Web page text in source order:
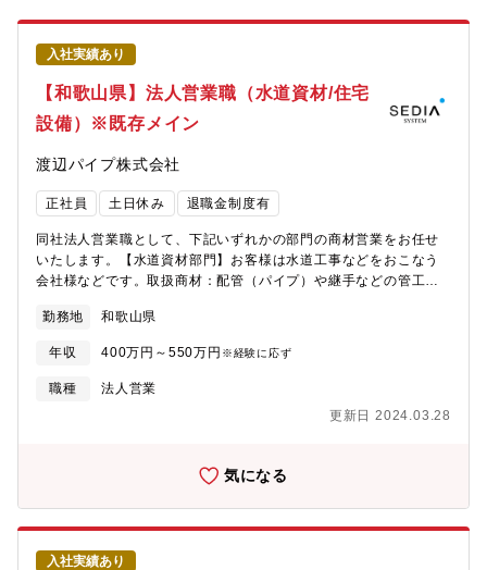
入社実績あり
【和歌山県】法人営業職（水道資材/住宅
設備）※既存メイン
渡辺パイプ株式会社
正社員 土日休み 退職金制度有
同社法人営業職として、下記いずれかの部門の商材営業をお任せ
いたします。【水道資材部門】お客様は水道工事などをおこなう
会社様などです。取扱商材：配管（パイプ）や継手などの管工機
門】お客様は工務店様、リフォーム店様などです。取扱商材：住
宅設備や建材 等（ユニットバス・システムキッチンなどの住宅
設備、ドアや床材などの建材）
勤務地 和歌山県
年収 400万円～550万円 ※経験に応ず
職種
法人営業
更新日 2024.03.28
気になる
入社実績あり